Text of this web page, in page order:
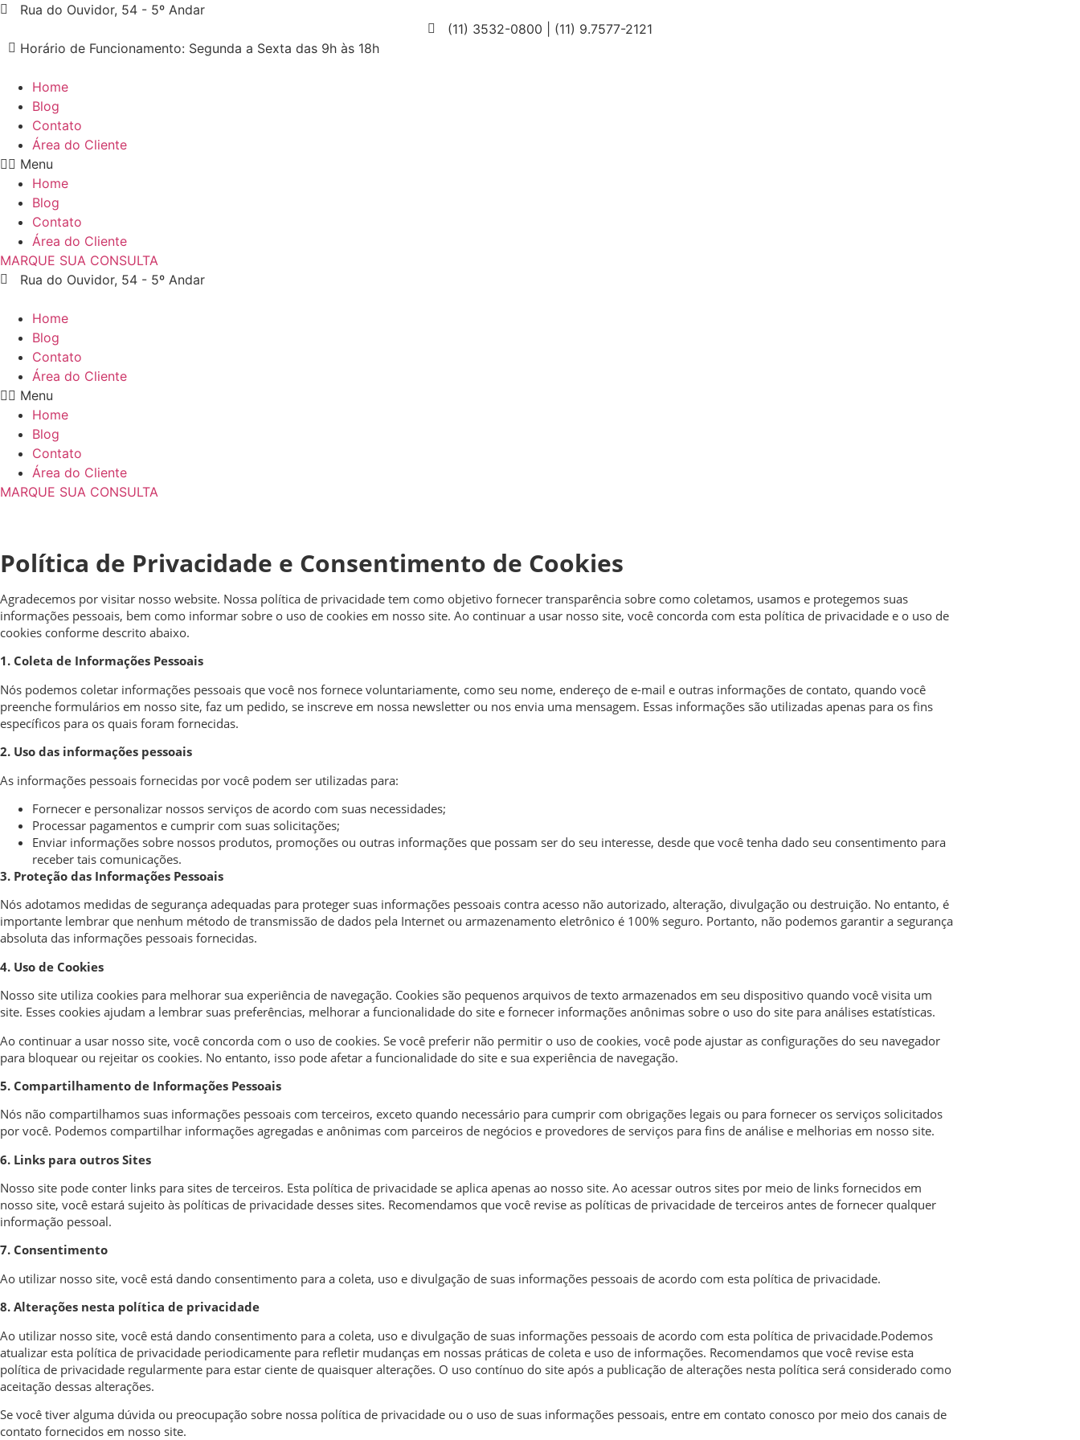
PularRua do Ouvidor, 54 - 5º Andar
(11) 3532-0800 | (11) 9.7577-2121
Horário de Funcionamento: Segunda a Sexta das 9h às 18h
Home
Blog
Contato
Área do Cliente
Menu
Home
Blog
Contato
Área do Cliente
MARQUE SUA CONSULTA
Rua do Ouvidor, 54 - 5º Andar
Home
Blog
Contato
Área do Cliente
Menu
Home
Blog
Contato
Área do Cliente
MARQUE SUA CONSULTA
Política de Privacidade e Consentimento de Cookies
Agradecemos por visitar nosso website. Nossa política de privacidade tem como objetivo fornecer transparência sobre como coletamos, usamos e protegemos suas
informações pessoais, bem como informar sobre o uso de cookies em nosso site. Ao continuar a usar nosso site, você concorda com esta política de privacidade e o uso de
cookies conforme descrito abaixo.
1. Coleta de Informações Pessoais
Nós podemos coletar informações pessoais que você nos fornece voluntariamente, como seu nome, endereço de e-mail e outras informações de contato, quando você
preenche formulários em nosso site, faz um pedido, se inscreve em nossa newsletter ou nos envia uma mensagem. Essas informações são utilizadas apenas para os fins
específicos para os quais foram fornecidas.
2. Uso das informações pessoais
As informações pessoais fornecidas por você podem ser utilizadas para:
Fornecer e personalizar nossos serviços de acordo com suas necessidades;
Processar pagamentos e cumprir com suas solicitações;
Enviar informações sobre nossos produtos, promoções ou outras informações que possam ser do seu interesse, desde que você tenha dado seu consentimento para
receber tais comunicações.
3. Proteção das Informações Pessoais
Nós adotamos medidas de segurança adequadas para proteger suas informações pessoais contra acesso não autorizado, alteração, divulgação ou destruição. No entanto, é
importante lembrar que nenhum método de transmissão de dados pela Internet ou armazenamento eletrônico é 100% seguro. Portanto, não podemos garantir a segurança
absoluta das informações pessoais fornecidas.
4. Uso de Cookies
Nosso site utiliza cookies para melhorar sua experiência de navegação. Cookies são pequenos arquivos de texto armazenados em seu dispositivo quando você visita um
site. Esses cookies ajudam a lembrar suas preferências, melhorar a funcionalidade do site e fornecer informações anônimas sobre o uso do site para análises estatísticas.
Ao continuar a usar nosso site, você concorda com o uso de cookies. Se você preferir não permitir o uso de cookies, você pode ajustar as configurações do seu navegador
para bloquear ou rejeitar os cookies. No entanto, isso pode afetar a funcionalidade do site e sua experiência de navegação.
5. Compartilhamento de Informações Pessoais
Nós não compartilhamos suas informações pessoais com terceiros, exceto quando necessário para cumprir com obrigações legais ou para fornecer os serviços solicitados
por você. Podemos compartilhar informações agregadas e anônimas com parceiros de negócios e provedores de serviços para fins de análise e melhorias em nosso site.
6. Links para outros Sites
Nosso site pode conter links para sites de terceiros. Esta política de privacidade se aplica apenas ao nosso site. Ao acessar outros sites por meio de links fornecidos em
nosso site, você estará sujeito às políticas de privacidade desses sites. Recomendamos que você revise as políticas de privacidade de terceiros antes de fornecer qualquer
informação pessoal.
7. Consentimento
Ao utilizar nosso site, você está dando consentimento para a coleta, uso e divulgação de suas informações pessoais de acordo com esta política de privacidade.
8. Alterações nesta política de privacidade
Ao utilizar nosso site, você está dando consentimento para a coleta, uso e divulgação de suas informações pessoais de acordo com esta política de privacidade.Podemos
atualizar esta política de privacidade periodicamente para refletir mudanças em nossas práticas de coleta e uso de informações. Recomendamos que você revise esta
política de privacidade regularmente para estar ciente de quaisquer alterações. O uso contínuo do site após a publicação de alterações nesta política será considerado como
aceitação dessas alterações.
Se você tiver alguma dúvida ou preocupação sobre nossa política de privacidade ou o uso de suas informações pessoais, entre em contato conosco por meio dos canais de
contato fornecidos em nosso site.